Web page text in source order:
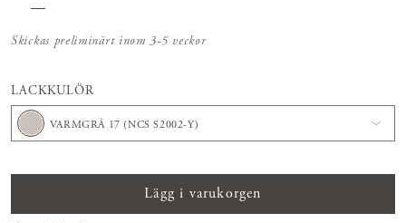
Skickas preliminärt inom 3-5 veckor
LACKKULÖR
VARMGRÅ 17 (NCS S2002-Y)
Lägg i varukorgen